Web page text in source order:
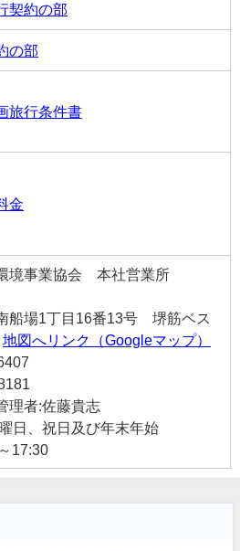
契約の部
の部
旅行条件書
金
境事業協会 本社営業所
船場1丁目16番13号 堺筋ベス
地図へリンク（Googleマップ）
理者:佐藤貴志
日、祝日及び年末年始
17:30